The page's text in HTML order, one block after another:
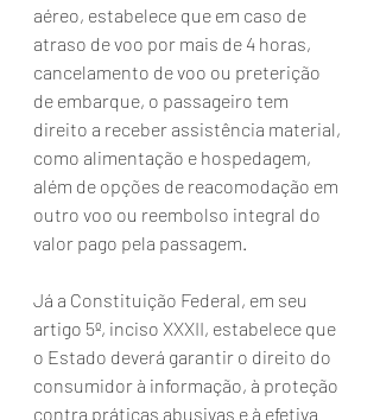
aéreo, estabelece que em caso de
atraso de voo por mais de 4 horas,
cancelamento de voo ou preterição
de embarque, o passageiro tem
direito a receber assistência material,
como alimentação e hospedagem,
além de opções de reacomodação em
outro voo ou reembolso integral do
valor pago pela passagem.
Já a Constituição Federal, em seu
artigo 5º, inciso XXXII, estabelece que
o Estado deverá garantir o direito do
consumidor à informação, à proteção
contra práticas abusivas e à efetiva